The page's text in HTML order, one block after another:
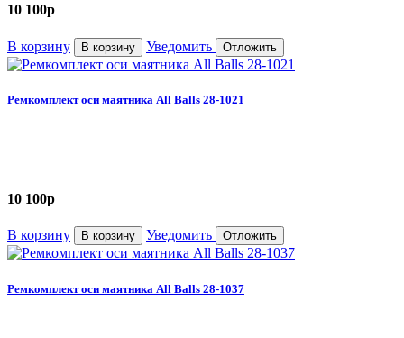
10 100p
В корзину В корзину Уведомить Отложить
Ремкомплект оси маятника All Balls 28-1021
10 100p
В корзину В корзину Уведомить Отложить
Ремкомплект оси маятника All Balls 28-1037